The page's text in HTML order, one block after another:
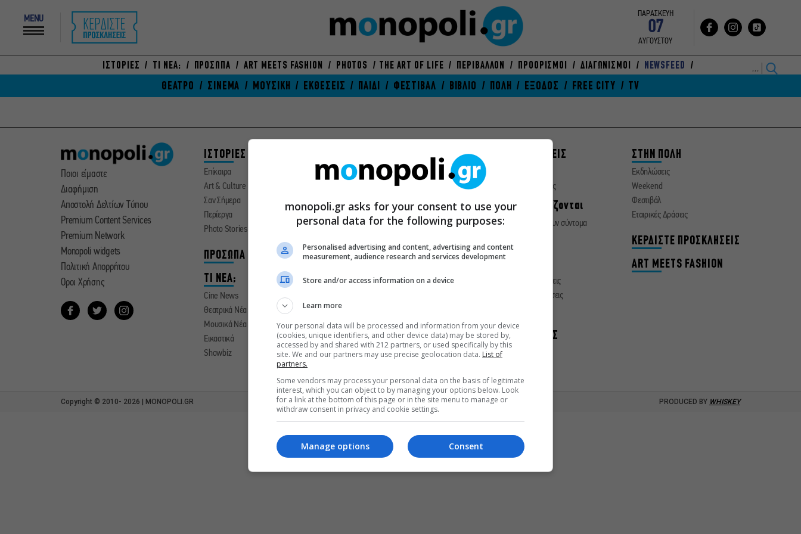
MENU
ΠΑΡΑΣΚΕΥΗ
07
ΑΥΓΟΥΣΤΟΥ
ΙΣΤΟΡΙΕΣ ΤΙ ΝΕΑ; ΠΡΟΣΩΠΑ ART MEETS FASHION PHOTOS THE ART OF LIFE ΠΕΡΙΒΑΛΛΟΝ ΠΡΟΟΡΙΣΜΟΙ ΔΙΑΓΩΝΙΣΜΟΙ NEWSFEED
ΘΕΑΤΡΟ ΣΙΝΕΜΑ ΜΟΥΣΙΚΗ ΕΚΘΕΣΕΙΣ ΠΑΙΔΙ ΦΕΣΤΙΒΑΛ ΒΙΒΛΙΟ ΠΟΛΗ ΕΞΟΔΟΣ FREE CITY TV
Ποιοι είμαστε
Διαφήμιση
Αποστολή Δελτίων Τύπου
Premium Content Services
Premium Network
Monopoli widgets
Πολιτική Απορρήτου
Οροι Χρήσης
ΙΣΤΟΡΙΕΣ
Επίκαιρα
Art & Culture
Σαν Σήμερα
Περίεργα
Photo Stories
ΠΡΟΣΩΠΑ
ΤΙ ΝΕΑ;
Cine News
Θεατρικά Νέα
Μουσικά Νέα
Εικαστικά
Showbiz
ΕΥ ΖΗΝ
Υγεία-Ομορφιά
Διατροφή
Οι πρεμιέρες με μια ματιά
Νέα
Keep Watching
ΘΕΑΤΡΟ
Θέματα
Κριτική Θεάτρου
Συνεχίζονται
Τελειώνουν σύντομα
Νέα
Τελειώνουν σύντομα
Νέα
ΕΚΘΕΣΕΙΣ
Προσεχώς
Συνεχίζονται
Τελειώνουν σύντομα
Εκδηλώσεις
Παραστάσεις
ΕΞΟΔΟΣ
ΣΤΗΝ ΠΟΛΗ
Εκδηλώσεις
Weekend
Φεστιβάλ
Εταιρικές Δράσεις
ΚΕΡΔΙΣΤΕ ΠΡΟΣΚΛΗΣΕΙΣ
ART MEETS FASHION
Copyright © 2010- 2026 | MONOPOLI.GR PRODUCED BY WHISKEY
monopoli.gr asks for your consent to use your
personal data for the following purposes:
Personalised advertising and content, advertising and content
measurement, audience research and services development
Store and/or access information on a device
Learn more
Your personal data will be processed and information from your device
(cookies, unique identifiers, and other device data) may be stored by,
accessed by and shared with 212 partners, or used specifically by this
site. We and our partners may use precise geolocation data. List of
partners.
Some vendors may process your personal data on the basis of legitimate
interest, which you can object to by managing your options below. Look
for a link at the bottom of this page or in the site menu to manage or
withdraw consent in privacy and cookie settings.
Consent
Manage options